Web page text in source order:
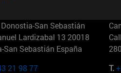
San Sebastián
Lardizabal 13 20018
San Sebastián España
21 98 77
T.